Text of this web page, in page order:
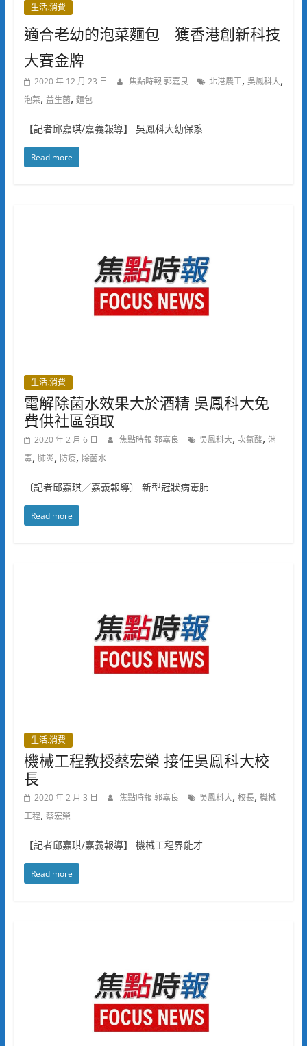
生活.消費
適合老幼的泡菜麵包 獲香港創新科技
大賽金牌
2020 年 12 月 23 日 焦點時報 郭嘉良 北港農工, 吳鳳科大,
泡菜, 益生菌, 麵包
【記者邱嘉琪/嘉義報導】 吳鳳科大幼保系
Read more
生活.消費
電解除菌水效果大於酒精 吳鳳科大免
費供社區領取
2020 年 2 月 6 日 焦點時報 郭嘉良 吳鳳科大, 次氯酸, 消
毒, 肺炎, 防疫, 除菌水
〔記者邱嘉琪／嘉義報導〕 新型冠狀病毒肺
Read more
生活.消費
機械工程教授蔡宏榮 接任吳鳯科大校
長
2020 年 2 月 3 日 焦點時報 郭嘉良 吳鳳科大, 校長, 機械
工程, 蔡宏榮
【記者邱嘉琪/嘉義報導】 機械工程界能才
Read more